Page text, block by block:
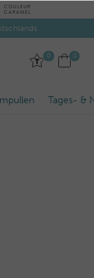
0 0
Tages- &